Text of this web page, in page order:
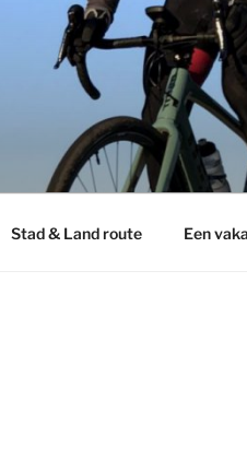
Stad & Land route Een